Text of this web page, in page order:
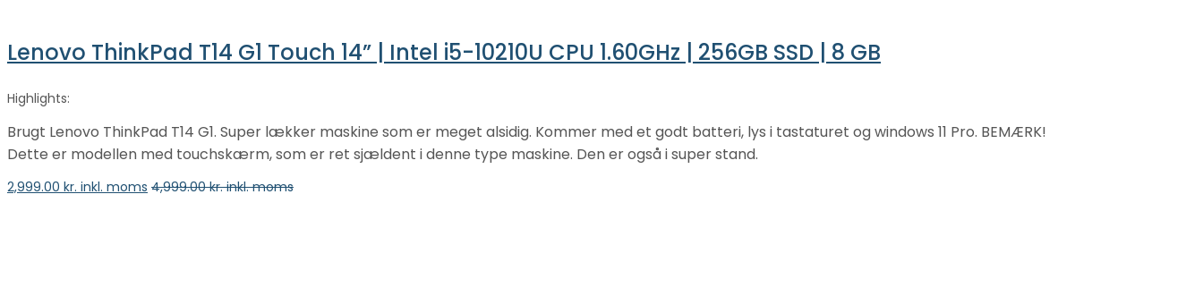
Lenovo ThinkPad T14 G1 Touch 14” | Intel i5-10210U CPU 1.60GHz | 256GB SSD | 8 GB
Highlights:
Brugt Lenovo ThinkPad T14 G1. Super lækker maskine som er meget alsidig. Kommer med et godt batteri, lys i tastaturet og windows 11 Pro. BEMÆRK!
Dette er modellen med touchskærm, som er ret sjældent i denne type maskine. Den er også i super stand.
2,999.00 kr. inkl. moms 4,999.00kr. inkl. moms